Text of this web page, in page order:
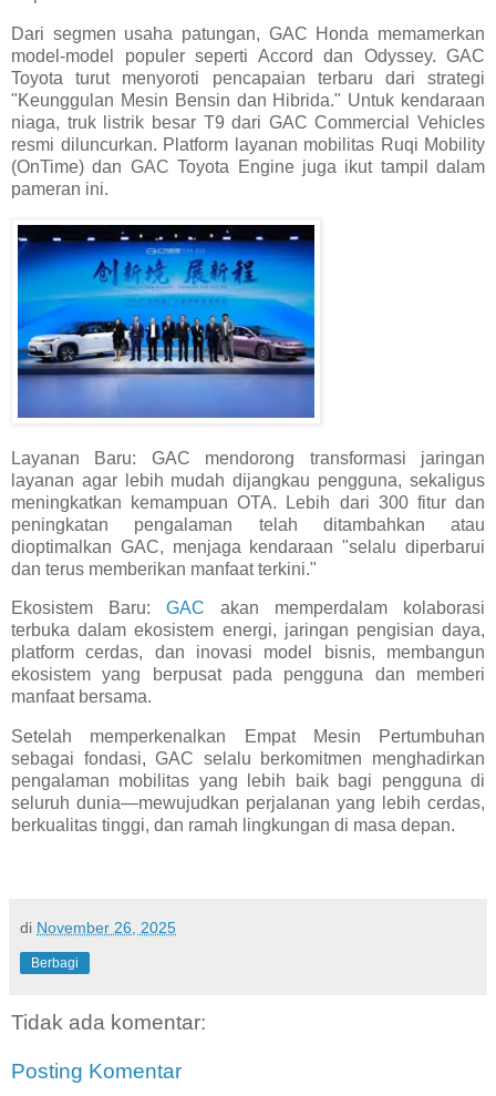
Dari segmen usaha patungan, GAC Honda memamerkan
model-model populer seperti Accord dan Odyssey. GAC
Toyota turut menyoroti pencapaian terbaru dari strategi
"Keunggulan Mesin Bensin dan Hibrida." Untuk kendaraan
niaga, truk listrik besar T9 dari GAC Commercial Vehicles
resmi diluncurkan. Platform layanan mobilitas Ruqi Mobility
(OnTime) dan GAC Toyota Engine juga ikut tampil dalam
pameran ini.
Layanan Baru: GAC mendorong transformasi jaringan
layanan agar lebih mudah dijangkau pengguna, sekaligus
meningkatkan kemampuan OTA. Lebih dari 300 fitur dan
peningkatan pengalaman telah ditambahkan atau
dioptimalkan GAC, menjaga kendaraan "selalu diperbarui
dan terus memberikan manfaat terkini."
Ekosistem Baru: GAC akan memperdalam kolaborasi
terbuka dalam ekosistem energi, jaringan pengisian daya,
platform cerdas, dan inovasi model bisnis, membangun
ekosistem yang berpusat pada pengguna dan memberi
manfaat bersama.
Setelah memperkenalkan Empat Mesin Pertumbuhan
sebagai fondasi, GAC selalu berkomitmen menghadirkan
pengalaman mobilitas yang lebih baik bagi pengguna di
seluruh dunia—mewujudkan perjalanan yang lebih cerdas,
berkualitas tinggi, dan ramah lingkungan di masa depan.
di November 26, 2025
Berbagi
Tidak ada komentar:
Posting Komentar